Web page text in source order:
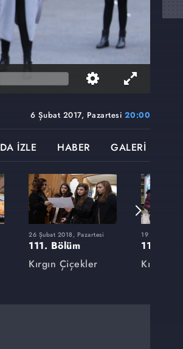
6 Şubat 2017, Pazartesi 20:00
İZLE HABER GALERİ
26 Şubat 2018, Pazartesi
111. Bölüm
Kırgın Çiçekler
19 Şubat
110.
Kırgın